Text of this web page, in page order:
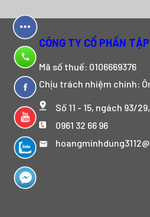
CÔNG TY CỔ PHẦN
Mã số thuế: 0106669376
Chịu trách nhiệm chính:
Số 11 - 15, ngách 93/
0961 32 66 96